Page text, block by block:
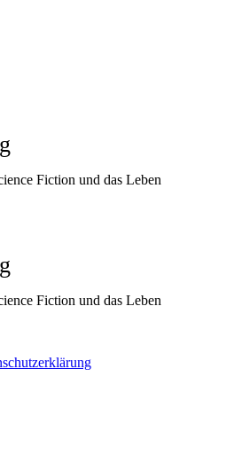
Fiction und das Leben
Fiction und das Leben